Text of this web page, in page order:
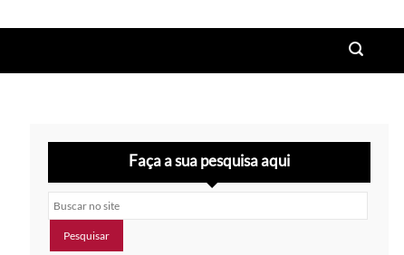
Faça a sua pesquisa aqui
Buscar no site